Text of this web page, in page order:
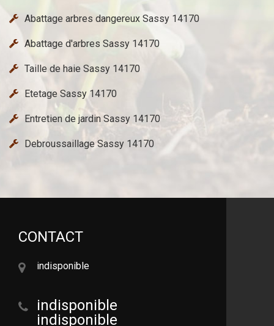
Abattage arbres dangereux Sassy 14170
Abattage d'arbres Sassy 14170
Taille de haie Sassy 14170
Etetage Sassy 14170
Entretien de jardin Sassy 14170
Debroussaillage Sassy 14170
CONTACT
indisponible
indisponible
indisponible